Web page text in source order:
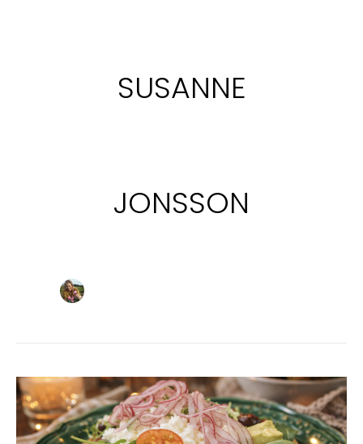
SUSANNE
JONSSON
FALAFELVÅFFLOR-
GLUTENFRIA